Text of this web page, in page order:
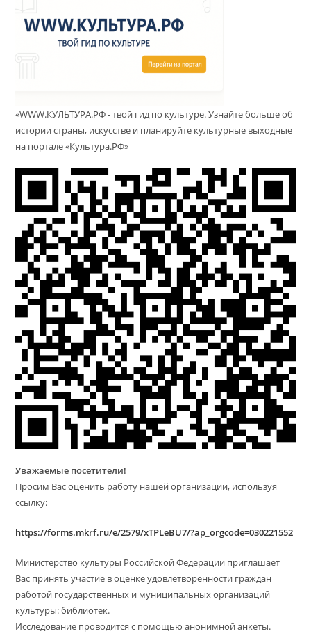
«WWW.КУЛЬТУРА.РФ - твой гид по культуре. Узнайте больше об
истории страны, искусстве и планируйте культурные выходные
на портале «Культура.РФ»
Уважаемые посетители!
Просим Вас оценить работу нашей организации, используя
ссылку:
https://forms.mkrf.ru/e/2579/xTPLeBU7/?ap_orgcode=030221552
Министерство культуры Российской Федерации приглашает
Вас принять участие в оценке удовлетворенности граждан
работой государственных и муниципальных организаций
культуры: библиотек.
Исследование проводится с помощью анонимной анкеты.